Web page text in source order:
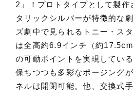
2」！プロトタイプとして製
タリックシルバーが特徴的な
ズ劇中で見られるトニー・ス
は全高約6.9インチ（約
の可動ポイントを実現してい
保ちつつも多彩なポージング
ネルは開閉可能。他、交換式